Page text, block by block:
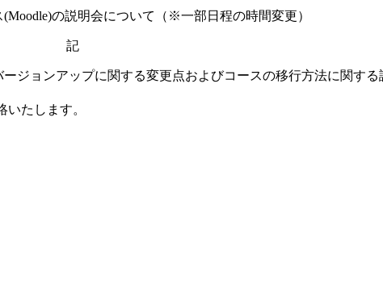
の説明会について（※一部日程の時間変更）
記
ジョンアップに関する変更点およびコースの移行方法に関す
たします。